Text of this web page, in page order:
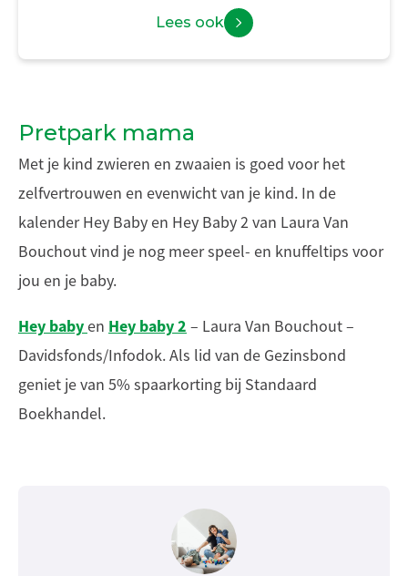
Lees ook
Pretpark mama
Met je kind zwieren en zwaaien is goed voor het
zelfvertrouwen en evenwicht van je kind. In de
kalender Hey Baby en Hey Baby 2 van Laura Van
Bouchout vind je nog meer speel- en knuffeltips voor
jou en je baby.
Hey babyen Hey baby 2 – Laura Van Bouchout –
Davidsfonds/Infodok. Als lid van de Gezinsbond
geniet je van 5% spaarkorting bij Standaard
Boekhandel.